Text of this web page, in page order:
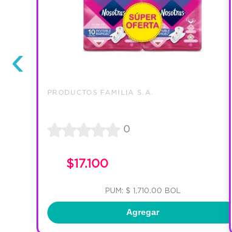
‹
PRODUCTOS FAMILIA S.A.
0
$17.100
PUM: $ 1,710.00 BOL
Agregar